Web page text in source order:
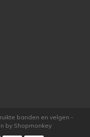
banden en velgen -
by Shopmonkey